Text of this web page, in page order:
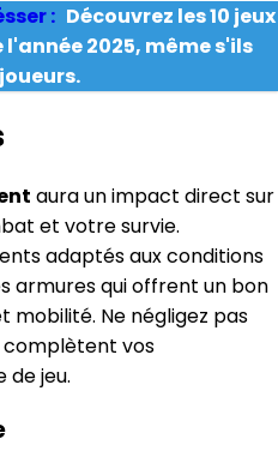
: Découvrez les 10 jeux
2025, même s'ils
aura un impact direct sur
et votre survie.
adaptés aux conditions
armures qui offrent un bon
Ne négligez pas
complètent vos
jeu.